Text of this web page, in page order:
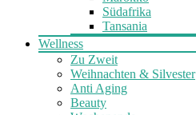
Südafrika
Tansania
Wellness
Zu Zweit
Weihnachten & Silvester
Anti Aging
Beauty